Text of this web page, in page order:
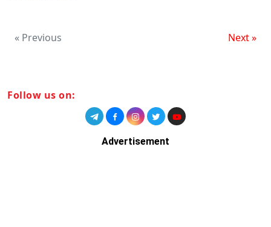
« Previous Next »
Follow us on:
Advertisement